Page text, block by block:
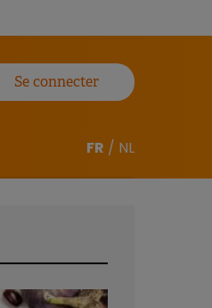
Se connecter
FR / NL